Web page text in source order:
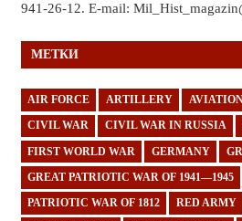
941-26-12. E-mail:
МЕТКИ
AIR FORCE ARTILLERY
CIVIL WAR CIVIL WAR IN RUSSIA
FIRST WORLD WAR GERMANY
GREAT PATRIOTIC WAR OF 1941—1945
PATRIOTIC WAR OF 1812 RED ARMY